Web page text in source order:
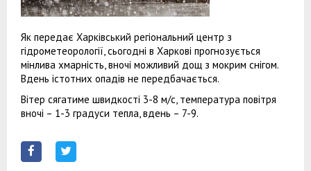
Як передає Харківський регіональний центр з
гідрометеорології, сьогодні в Харкові прогнозується
мінлива хмарність, вночі можливий дощ з мокрим снігом.
Вдень істотних опадів не передбачається.
Вітер сягатиме швидкості 3-8 м/с, температура повітря
вночі – 1-3 градуси тепла, вдень – 7-9.